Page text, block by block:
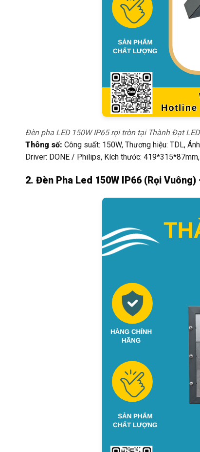
Đèn pha LED 150W IP65 rọi tròn tại Thành Đạt LED
Thông số: Công suất: 150W, Thương hiệu: TDL,
Driver: DONE / Philips, Kích thước:
2. Đèn Pha Led 150W IP66 (Rọi Vuông)